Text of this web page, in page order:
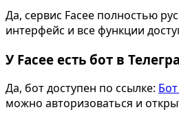
В образе ведьмы
Показать все
Да, сервис Facee полностью
интерфейс и все функции
У Facee есть бот в
Да, бот доступен по ссылке:
можно авторизоваться и